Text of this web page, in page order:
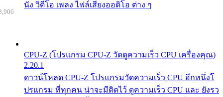
นัง วิดีโอ เพลง ไฟล์เสียงออดิโอ ต่าง ๆ
CPU-Z (โปรแกรม CPU-Z วัดดูความเร็ว CPU เครื่องคุณ)
2.20.1
ดาวน์โหลด CPU-Z โปรแกรมวัดความเร็ว CPU อีกหนึ่งโ
ปรแกรม ที่ทุกคน น่าจะมีติดไว้ ดูความเร็ว CPU และ ยังรว